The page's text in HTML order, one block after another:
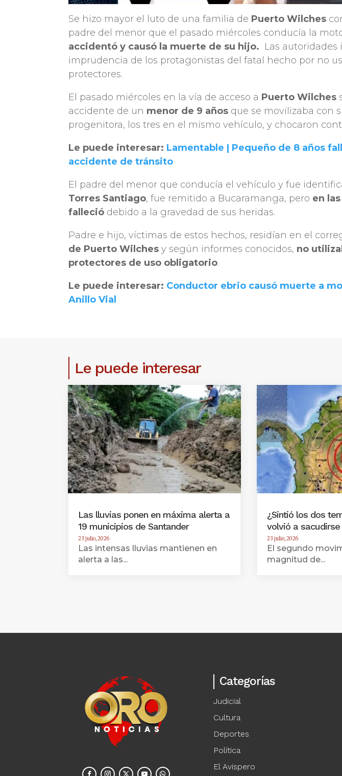
Se hizo mayor el luto de una familia de Puerto Wilches
padre del menor que el pasado miércoles conducía la
accidentó y causó la muerte de su hijo. Las
imprudencia de los protagonistas del fatal hecho por no
protectores.
El pasado miércoles en la vía de acceso a Puerto Wilches
accidente de un menor de 9 años que se movilizaba con
progenitora, los tres en el mismo vehículo, y chocaron
Le puede interesar: Lamentable | Pequeño de 8 años
accidente de tránsito
El padre del menor que conducía el vehículo y fue
Torres Santiago, fue remitido a Bucaramanga, pero en
falleció debido a la gravedad de sus heridas.
Padre e hijo, víctimas de estos hechos, residían en el
de Puerto Wilches y según informes conocidos, no
protectores de uso obligatorio.
Le puede interesar: Conductor ebrio causó muerte a
Anillo Vial
Le puede interesar
Las lluvias ponen en máxima alerta a
19 municipios de Santander
23 julio, 2026
Las intensas lluvias mantienen en
alerta a las...
¿Sintió los dos
volvió a
23 julio, 2026
El segundo
magnitud de...
Categorías
Judicial
Cultura
Deportes
Política
El Avispero